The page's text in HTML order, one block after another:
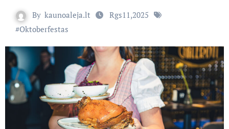
By kaunoaleja.lt
Rgs11,2025
#Oktoberfestas